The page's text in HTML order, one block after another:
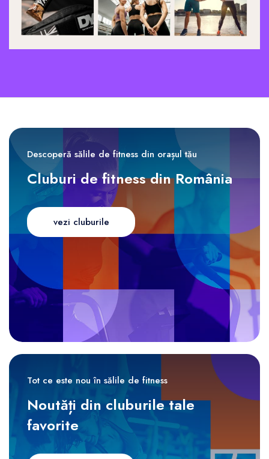
Descoperă sălile de fitness din orașul tău
Cluburi de fitness din România
vezi cluburile
Tot ce este nou în sălile de fitness
Noutăți din cluburile tale
favorite